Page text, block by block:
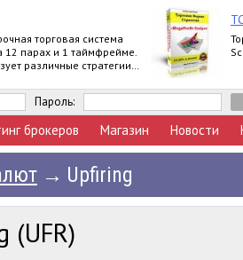
торговая система
12 парах и 1 таймфрейме.
различные стратегии
Пароль:
брокеров Магазин Новости
→ Upfiring
(UFR)